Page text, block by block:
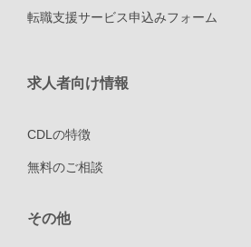
転職支援サービス申込みフォーム
求人者向け情報
CDLの特徴
無料のご相談
その他